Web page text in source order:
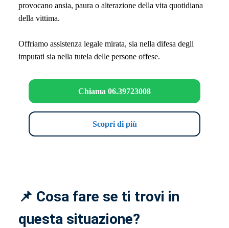
provocano ansia, paura o alterazione della vita quotidiana
della vittima.
Offriamo assistenza legale mirata, sia nella difesa degli
imputati sia nella tutela delle persone offese.
Chiama 06.39723008
Scopri di più
📌 Cosa fare se ti trovi in
questa situazione?